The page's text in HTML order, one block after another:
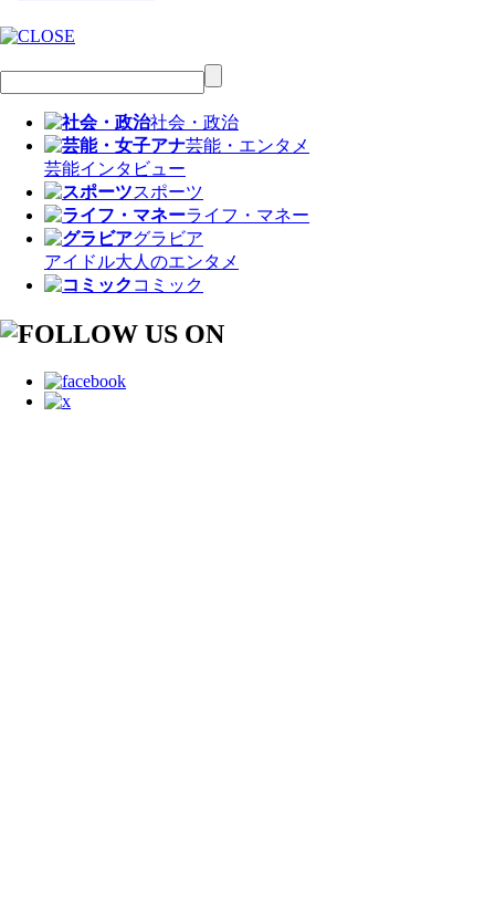
社会・政治
芸能・エンタメ
芸能インタビュー
スポーツ
ライフ・マネー
グラビア
アイドル大人のエンタメ
コミック